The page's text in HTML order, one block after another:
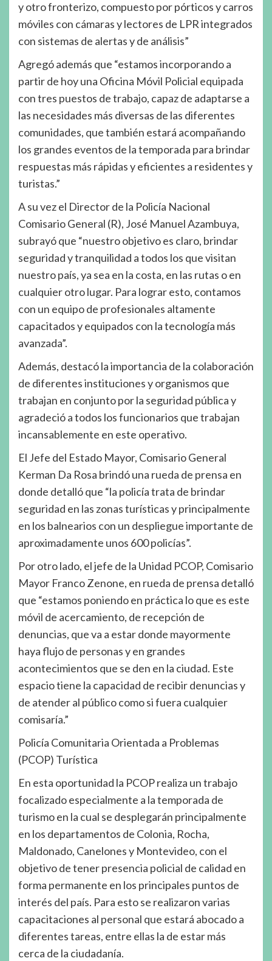
y otro fronterizo, compuesto por pórticos y carros
móviles con cámaras y lectores de LPR integrados
con sistemas de alertas y de análisis”
Agregó además que “estamos incorporando a
partir de hoy una Oficina Móvil Policial equipada
con tres puestos de trabajo, capaz de adaptarse a
las necesidades más diversas de las diferentes
comunidades, que también estará acompañando
los grandes eventos de la temporada para brindar
respuestas más rápidas y eficientes a residentes y
turistas.”
A su vez el Director de la Policía Nacional
Comisario General (R), José Manuel Azambuya,
subrayó que “nuestro objetivo es claro, brindar
seguridad y tranquilidad a todos los que visitan
nuestro país, ya sea en la costa, en las rutas o en
cualquier otro lugar. Para lograr esto, contamos
con un equipo de profesionales altamente
capacitados y equipados con la tecnología más
avanzada”.
Además, destacó la importancia de la colaboración
de diferentes instituciones y organismos que
trabajan en conjunto por la seguridad pública y
agradeció a todos los funcionarios que trabajan
incansablemente en este operativo.
El Jefe del Estado Mayor, Comisario General
Kerman Da Rosa brindó una rueda de prensa en
donde detalló que “la policía trata de brindar
seguridad en las zonas turísticas y principalmente
en los balnearios con un despliegue importante de
aproximadamente unos 600 policías”.
Por otro lado, el jefe de la Unidad PCOP, Comisario
Mayor Franco Zenone, en rueda de prensa detalló
que “estamos poniendo en práctica lo que es este
móvil de acercamiento, de recepción de
denuncias, que va a estar donde mayormente
haya flujo de personas y en grandes
acontecimientos que se den en la ciudad. Este
espacio tiene la capacidad de recibir denuncias y
de atender al público como si fuera cualquier
comisaría.”
Policía Comunitaria Orientada a Problemas
(PCOP) Turística
En esta oportunidad la PCOP realiza un trabajo
focalizado especialmente a la temporada de
turismo en la cual se desplegarán principalmente
en los departamentos de Colonia, Rocha,
Maldonado, Canelones y Montevideo, con el
objetivo de tener presencia policial de calidad en
forma permanente en los principales puntos de
interés del país. Para esto se realizaron varias
capacitaciones al personal que estará abocado a
diferentes tareas, entre ellas la de estar más
cerca de la ciudadanía.